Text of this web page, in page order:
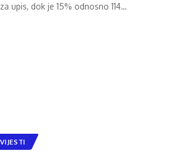
upis, dok je 15% odnosno 114…
VIJESTI